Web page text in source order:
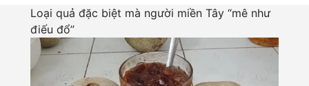
Loại quả đặc biệt mà người miền Tây “mê như
điếu đổ”